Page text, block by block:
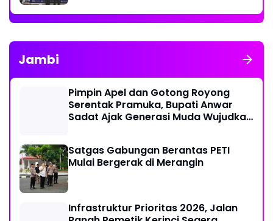
Jambi
Pimpin Apel dan Gotong Royong
Serentak Pramuka, Bupati Anwar
Sadat Ajak Generasi Muda Wujudkan
Satgas Gabungan Berantas PETI
Mulai Bergerak di Merangin
Infrastruktur Prioritas 2026, Jalan